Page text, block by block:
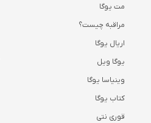
مت یوگا
مراقبه چیست؟
اریال یوگا
یوگا ویل
وینیاسا یوگا
کتاب یوگا
قوری نتی